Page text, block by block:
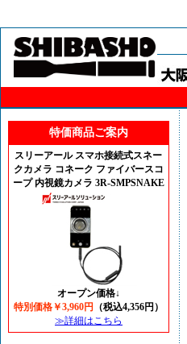
特価商品ご案内
スリーアール スマホ接続式スネー
クカメラ コネーク ファイバースコ
ープ 内視鏡カメラ 3R-SMPSNAKE
オープン価格↓
特別価格￥3,960円
（税込4,356円）
≫詳細はこちら